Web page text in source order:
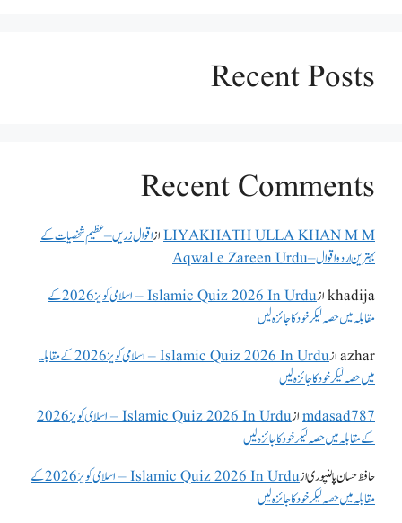
Recent Posts
Recent Comments
LIYAKHATH ULLA KHAN M Mازاقوال زریں – عظیم شخصیات کے
بہترین اردو اقوال – Aqwal e Zareen Urdu
khadijaاز
Islamic Quiz 2026 In Urdu – اسلامی کویز 2026 کے
مقابلہ میں حصہ لیکر خود کا جائزہ لیں
azharاز
Islamic Quiz 2026 In Urdu – اسلامی کویز 2026 کے مقابلہ
میں حصہ لیکر خود کا جائزہ لیں
mdasad787از
Islamic Quiz 2026 In Urdu – اسلامی کویز 2026
کے مقابلہ میں حصہ لیکر خود کا جائزہ لیں
حافظ حسان پالنپوریاز
Islamic Quiz 2026 In Urdu – اسلامی کویز 2026 کے
مقابلہ میں حصہ لیکر خود کا جائزہ لیں